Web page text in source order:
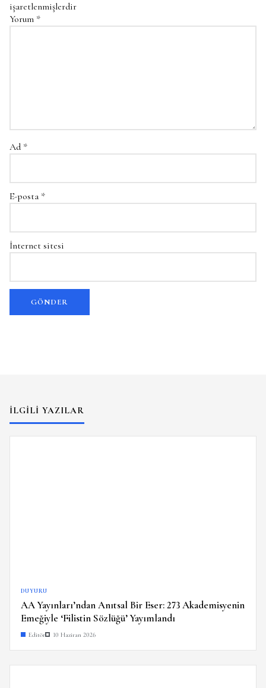
işaretlenmişlerdir
Yorum *
Ad *
E-posta *
İnternet sitesi
İLGILI YAZILAR
DUYURU
AA Yayınları’ndan Anıtsal Bir Eser: 273 Akademisyenin
Emeğiyle ‘Filistin Sözlüğü’ Yayımlandı
Editör 10 Haziran 2026